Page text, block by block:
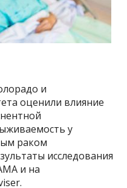
и
оценили влияние
у
раком
исследования
и на